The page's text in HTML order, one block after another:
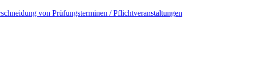
von Prüfungsterminen / Pflichtveranstaltungen